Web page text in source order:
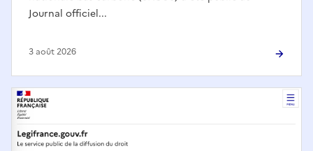
Journal officiel...
3 août 2026